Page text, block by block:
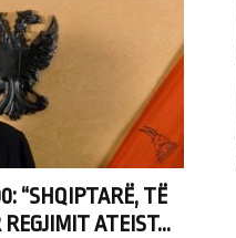
“SHQIPTARË, TË
ATEIST...